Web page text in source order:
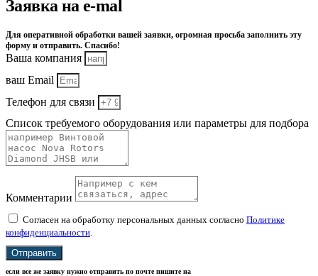
Заявка на e-mal
Для оперативной обработки вашей заявки, огромная просьба заполнить эту
форму и отправить. Спасибо!
Ваша компания
ваш Email
Телефон для связи
Список требуемого оборудования или параметры для подбора
Комментарии
Согласен на обработку персональных данных согласно Политике
конфиденциальности
Отправить
если все же заявку нужно отправить по почте пишите на